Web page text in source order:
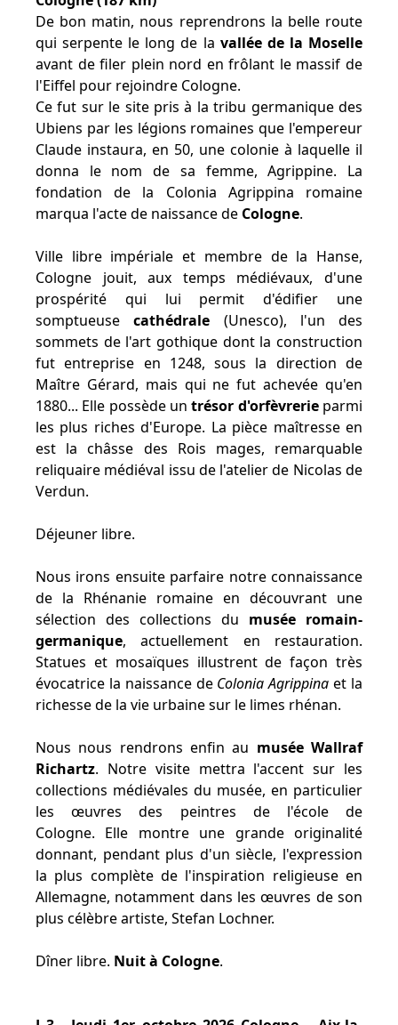
De bon matin, nous reprendrons la belle route
qui serpente le long de la vallée de la Moselle
avant de filer plein nord en frôlant le massif de
l'Eiffel pour rejoindre Cologne.
Ce fut sur le site pris à la tribu germanique des
Ubiens par les légions romaines que l'empereur
Claude instaura, en 50, une colonie à laquelle il
donna le nom de sa femme, Agrippine. La
fondation de la Colonia Agrippina romaine
marqua l'acte de naissance de Cologne.
Ville libre impériale et membre de la Hanse,
Cologne jouit, aux temps médiévaux, d'une
prospérité qui lui permit d'édifier une
somptueusecathédrale (Unesco), l'un des
sommets de l'art gothique dont la construction
fut entreprise en 1248, sous la direction de
Maître Gérard, mais qui ne fut achevée qu'en
1880... Elle possède untrésor d'orfèvrerieparmi
les plus riches d'Europe. La pièce maîtresse en
est la châsse des Rois mages, remarquable
reliquaire médiéval issu de l'atelier de Nicolas de
Verdun.
Déjeuner libre.
Nous irons ensuite parfaire notre connaissance
de la Rhénanie romaine en découvrant une
sélection des collections du musée romain-
germanique, actuellement en restauration.
Statues et mosaïques illustrent de façon très
évocatrice la naissance de Colonia Agrippina et la
richesse de la vie urbaine sur le limes rhénan.
Nous nous rendrons enfin au musée Wallraf
Richartz. Notre visite mettra l'accent sur les
collections médiévales du musée, en particulier
les œuvres des peintres de l'école de
Cologne. Elle montre une grande originalité
donnant, pendant plus d'un siècle, l'expression
la plus complète de l'inspiration religieuse en
Allemagne, notamment dans les œuvres de son
plus célèbre artiste, Stefan Lochner.
Dîner libre. Nuit à Cologne.